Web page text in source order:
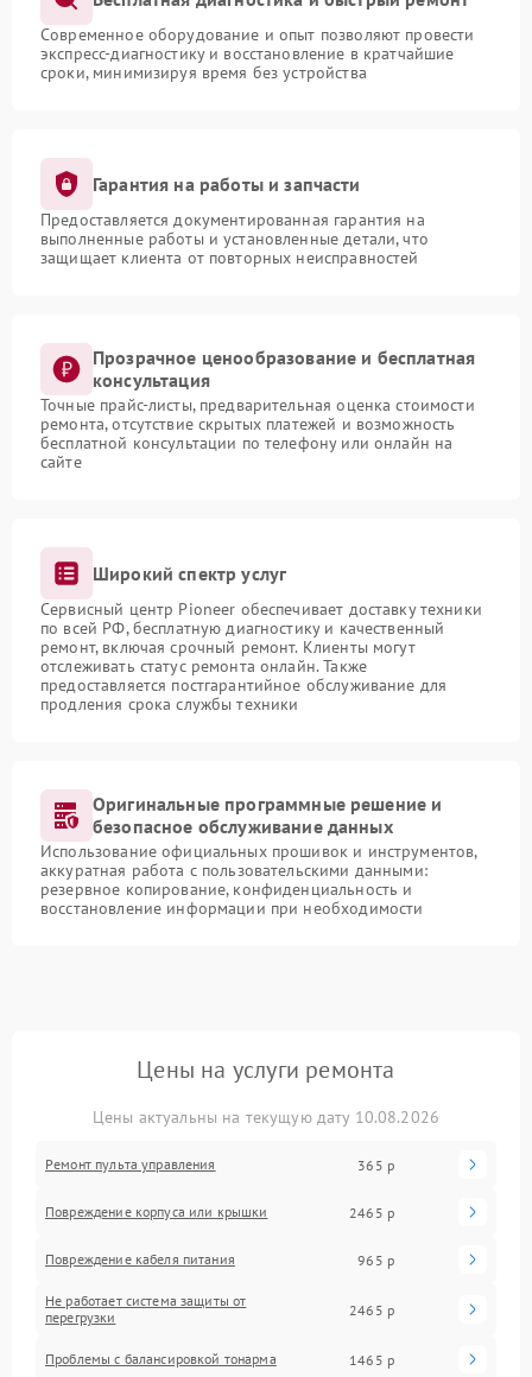
Современное оборудование и опыт позволяют провести
экспресс-диагностику и восстановление в кратчайшие
сроки, минимизируя время без устройства
Гарантия на работы и запчасти
Предоставляется документированная гарантия на
выполненные работы и установленные детали, что
защищает клиента от повторных неисправностей
Прозрачное ценообразование и бесплатная
консультация
Точные прайс-листы, предварительная оценка стоимости
ремонта, отсутствие скрытых платежей и возможность
бесплатной консультации по телефону или онлайн на
сайте
Широкий спектр услуг
Сервисный центр Pioneer обеспечивает доставку техники
по всей РФ, бесплатную диагностику и качественный
ремонт, включая срочный ремонт. Клиенты могут
отслеживать статус ремонта онлайн. Также
предоставляется постгарантийное обслуживание для
продления срока службы техники
Оригинальные программные решение и
безопасное обслуживание данных
Использование официальных прошивок и инструментов,
аккуратная работа с пользовательскими данными:
резервное копирование, конфиденциальность и
восстановление информации при необходимости
Цены на услуги ремонта
Цены актуальны на текущую дату 10.08.2026
Ремонт пульта управления 365 р
Повреждение корпуса или крышки 2465 р
Повреждение кабеля питания 965 р
Не работает система защиты от
перегрузки
2465 р
Проблемы с балансировкой тонарма 1465 р